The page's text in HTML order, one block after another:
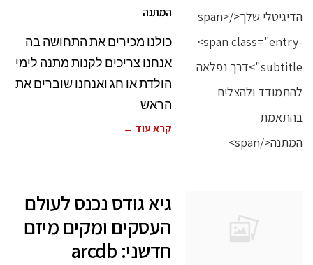
המתנה
כולנו מכירים את התחושה בה
אנחנו צריכים לקנות מתנה לימי
הולדת או חג ואנחנו שוברים את
הראש
קרא עוד ←
גיא גודס נכנס לעולם
העסקים ומקים מיזם
חדשני: arcdb